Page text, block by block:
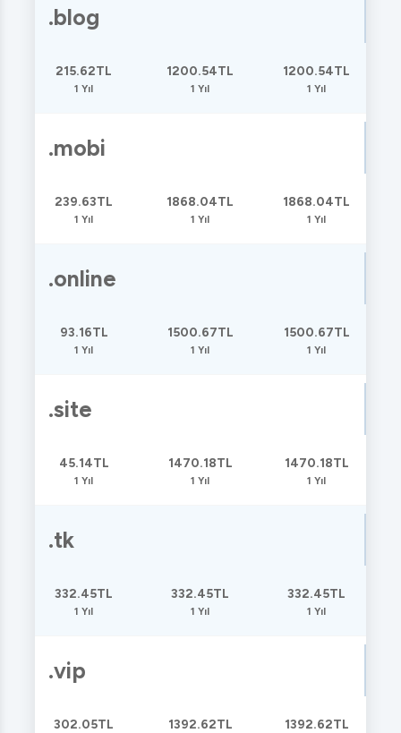
.blog
215.62TL
1 Yıl
1200.54TL
1 Yıl
1200.54TL
1 Yıl
.mobi
239.63TL
1 Yıl
1868.04TL
1 Yıl
1868.04TL
1 Yıl
.online
93.16TL
1 Yıl
1500.67TL
1 Yıl
1500.67TL
1 Yıl
.site
45.14TL
1 Yıl
1470.18TL
1 Yıl
1470.18TL
1 Yıl
.tk
332.45TL
1 Yıl
332.45TL
1 Yıl
332.45TL
1 Yıl
.vip
302.05TL 1392.62TL 1392.62TL